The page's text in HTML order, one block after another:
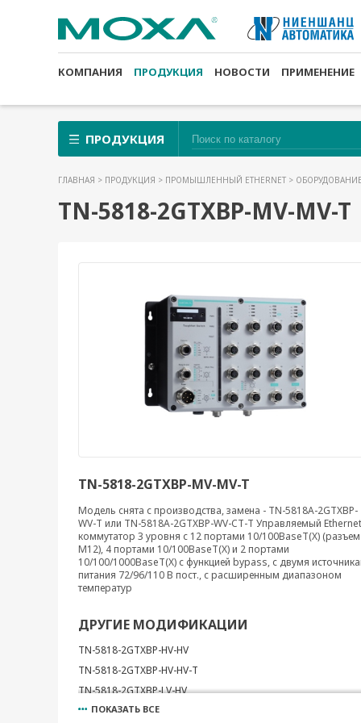
КОМПАНИЯ ПРОДУКЦИЯ НОВОСТИ ПРИМЕНЕНИЕ
ПРОДУКЦИЯ
ГЛАВНАЯ > ПРОДУКЦИЯ > ПРОМЫШЛЕННЫЙ ETHERNET >
TN-5818-2GTXBP-MV-MV-T
TN-5818-2GTXBP-MV-MV-T
Модель снята с производства, замена - TN-5818A-2GTXBP-
WV-T или TN-5818A-2GTXBP-WV-CT-T Управляемый
коммутатор 3 уровня с 12 портами 10/100BaseT(X) (разъем
M12), 4 портами 10/100BaseT(X) и 2 портами
10/100/1000BaseT(X) с функцией bypass, с двумя
питания 72/96/110 В пост., с расширенным диапазоном
температур
ДРУГИЕ МОДИФИКАЦИИ
TN-5818-2GTXBP-HV-HV
TN-5818-2GTXBP-HV-HV-T
TN-5818-2GTXBP-LV-HV
TN-5818-2GTXBP-LV-HV-T
ПОКАЗАТЬ ВСЕ